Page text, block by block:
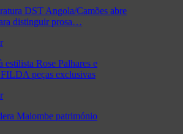
DST Angola/Camões abre
distinguir prosa…
estilista Rose Palhares e
FILDA peças exclusivas
Maiombe património